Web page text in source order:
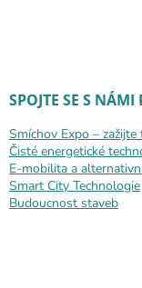
SPOJTE SE S NÁMI
Smíchov Expo –
Čisté energetické
E-mobilita a
Smart City Technologie
Budoucnost staveb